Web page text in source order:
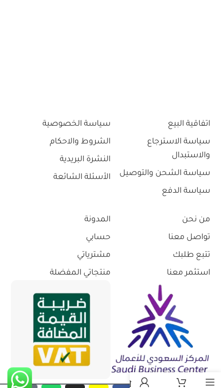
اتفاقية البيع
سياسة الاسترجاع
والاستبدال
سياسة الشحن والتوصيل
سياسة الدفع
سياسة الخصوصية
الشروط والاحكام
النشرة البريدية
الأسئلة الشائعة
من نحن
تواصل معنا
تتبع طلبك
استثمر معنا
المدونة
حسابي
مشترياتي
منتجاتي المفضلة